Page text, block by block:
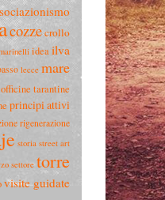
cozzecrollo
ideailva
lecce mare
officine tarantine
principi attivi
rigenerazione
storia street art
settore torre
visite guidate